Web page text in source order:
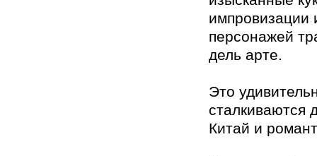
импровизации
персонажей
дель арте.
Это
сталкиваются
Китай и